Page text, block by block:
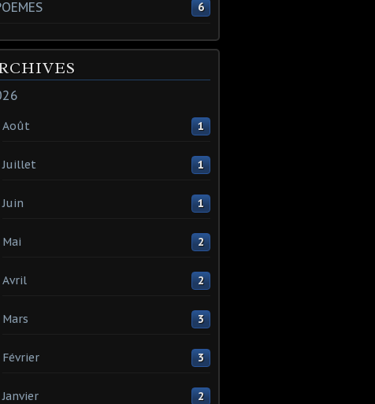
6
Août 1
Juillet 1
Juin 1
Mai 2
Avril 2
Mars 3
Février 3
Janvier 2